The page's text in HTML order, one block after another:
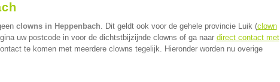
clowns in Heppenbach. Dit geldt ook voor de gehele provincie Luik (clown
uw postcode in voor de dichtstbijzijnde clowns of ga naar direct contact met
te komen met meerdere clowns tegelijk. Hieronder worden nu overige